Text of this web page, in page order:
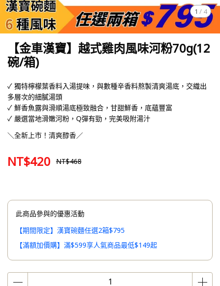
1 / 4
【金車漢寶】越式雞肉風味河粉70g(12
碗/箱)
✓ 獨特檸檬葉香料入湯提味，與數種辛香料熬製清爽湯底，交織出
多層次的細膩湯頭
✓ 鮮香魚露與滑順湯底極致融合，甘甜鮮香，底蘊豐富
✓ 嚴選當地滑嫩河粉，Q彈有勁，完美吸附湯汁
＼全新上市！清爽醇香／
NT$420 NT$468
此商品參與的優惠活動
【期間限定】漢寶碗麵任選2箱$795
【滿額加價購】滿$599享人氣商品最低$149起